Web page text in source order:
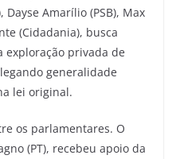
Dayse Amarílio (PSB), Max
(Cidadania), busca
exploração privada de
generalidade
lei original.
os parlamentares. O
(PT), recebeu apoio da